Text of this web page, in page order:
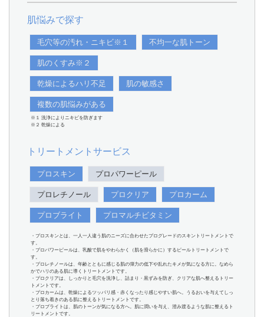
肌悩みで探す
毛穴等の汚れ・ニキビ※１ 不均一な肌トーン
肌のくすみ※２
乾燥によるハリ不足 肌の敏感さ
複数の肌悩みがある
※１ 洗浄によりニキビを防ぎます
※２ 乾燥による
トリートメントサービス
プロスキン プロパワーピール
プロレチノール プロクリア プロカーム
プロブライト プロマルチビタミン
・プロスキンとは、一人一人違う肌のニーズに合わせたプログレードのスキントリートメントで
す。
・プロパワーピールは、乳酸で肌をやわらかく（肌を滑らかに）するピールトリートメントで
す。
・プロレチノールは、年齢とともに感じる肌の弾力の低下や乱れたキメが気になる方に。なめら
かでハリのある肌に導くトリートメントです。
・プロクリアは、しっかりと毛穴を洗浄し、詰まり・黒ずみを防ぎ、クリアな肌へ整えるトリー
トメントです。
・プロカームは、乾燥によるツッパリ感・赤くなったり感じやすい肌へ。うるおいを与えてしっ
とり落ち着きのある肌に整えるトリートメントです。
・プロブライトは、肌のトーンが気になる方へ。肌に潤いを与え、澄み渡るような肌に整えるト
リートメントです。